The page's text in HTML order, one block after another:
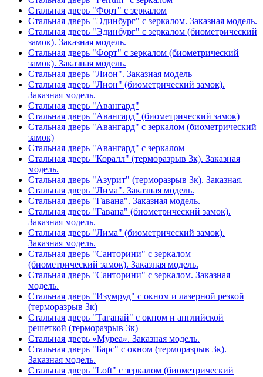
Стальная дверь "Форт" с зеркалом
Стальная дверь "Эдинбург" с зеркалом. Заказная модель.
Стальная дверь "Эдинбург" с зеркалом (биометрический
замок). Заказная модель.
Стальная дверь "Форт" с зеркалом (биометрический
замок). Заказная модель.
Стальная дверь "Лион". Заказная модель
Стальная дверь "Лион" (биометрический замок).
Заказная модель.
Стальная дверь "Авангард"
Стальная дверь "Авангард" (биометрический замок)
Стальная дверь "Авангард" с зеркалом (биометрический
замок)
Стальная дверь "Авангард" с зеркалом
Стальная дверь "Коралл" (терморазрыв 3к). Заказная
модель.
Стальная дверь "Азурит" (терморазрыв 3к). Заказная.
Стальная дверь "Лима". Заказная модель.
Стальная дверь "Гавана". Заказная модель.
Стальная дверь "Гавана" (биометрический замок).
Заказная модель.
Стальная дверь "Лима" (биометрический замок).
Заказная модель.
Стальная дверь "Санторини" с зеркалом
(биометрический замок). Заказная модель.
Стальная дверь "Санторини" с зеркалом. Заказная
модель.
Стальная дверь "Изумруд" с окном и лазерной резкой
(терморазрыв 3к)
Стальная дверь "Таганай" с окном и английской
решеткой (терморазрыв 3к)
Стальная дверь «Муреа». Заказная модель.
Стальная дверь "Барс" с окном (терморазрыв 3к).
Заказная модель.
Стальная дверь "Loft" с зеркалом (биометрический